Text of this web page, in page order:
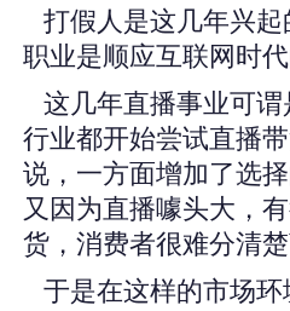
打假人是这几年兴
职业是顺应互联网时代
这几年直播事业可
行业都开始尝试直播
说，一方面增加了选
又因为直播噱头大，
货，消费者很难分清楚
于是在这样的市场